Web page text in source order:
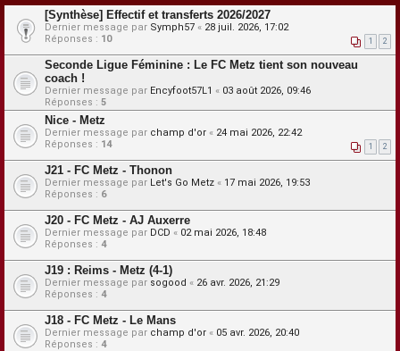
[Synthèse] Effectif et transferts 2026/2027
Dernier message par Symph57 « 28 juil. 2026, 17:02
Réponses : 10 1 2
Seconde Ligue Féminine : Le FC Metz tient son nouveau
coach !
Dernier message par Encyfoot57L1 « 03 août 2026, 09:46
Réponses : 5
Nice - Metz
Dernier message par champ d'or « 24 mai 2026, 22:42
Réponses : 14 1 2
J21 - FC Metz - Thonon
Dernier message par Let's Go Metz « 17 mai 2026, 19:53
Réponses : 6
J20 - FC Metz - AJ Auxerre
Dernier message par DCD « 02 mai 2026, 18:48
Réponses : 4
J19 : Reims - Metz (4-1)
Dernier message par sogood « 26 avr. 2026, 21:29
Réponses : 4
J18 - FC Metz - Le Mans
Dernier message par champ d'or « 05 avr. 2026, 20:40
Réponses : 4